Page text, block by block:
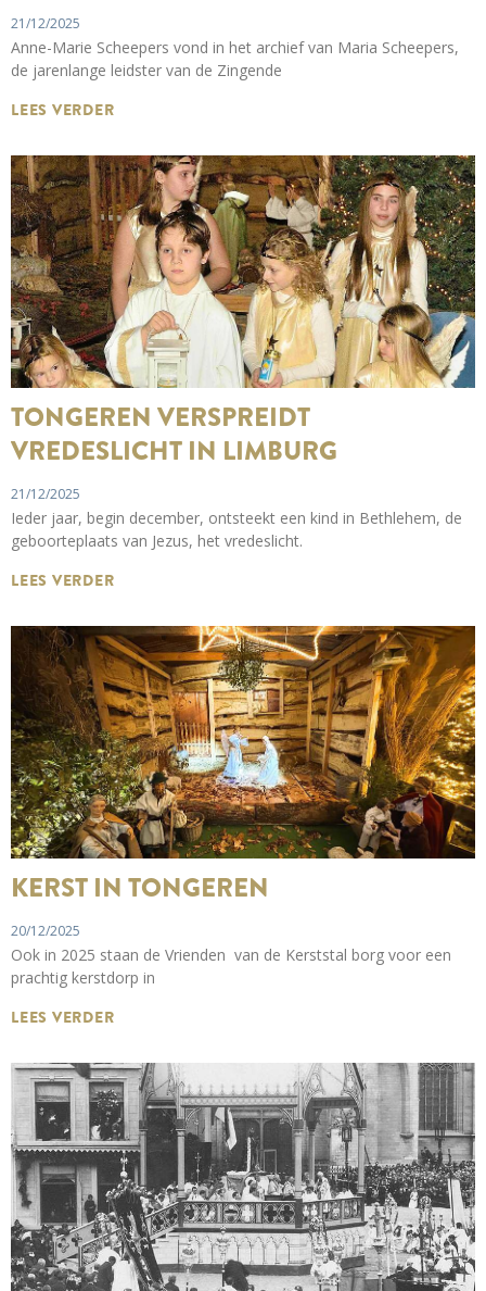
21/12/2025
Anne-Marie Scheepers vond in het archief van Maria Scheepers,
de jarenlange leidster van de Zingende
LEES VERDER
TONGEREN VERSPREIDT
VREDESLICHT IN LIMBURG
21/12/2025
Ieder jaar, begin december, ontsteekt een kind in Bethlehem, de
geboorteplaats van Jezus, het vredeslicht.
LEES VERDER
KERST IN TONGEREN
20/12/2025
Ook in 2025 staan de Vrienden van de Kerststal borg voor een
prachtig kerstdorp in
LEES VERDER